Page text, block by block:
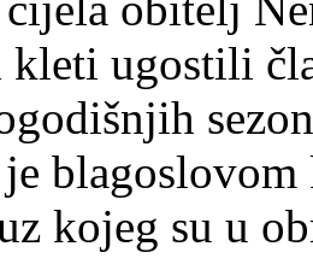
ugostili
blagoslovom
kojeg su u